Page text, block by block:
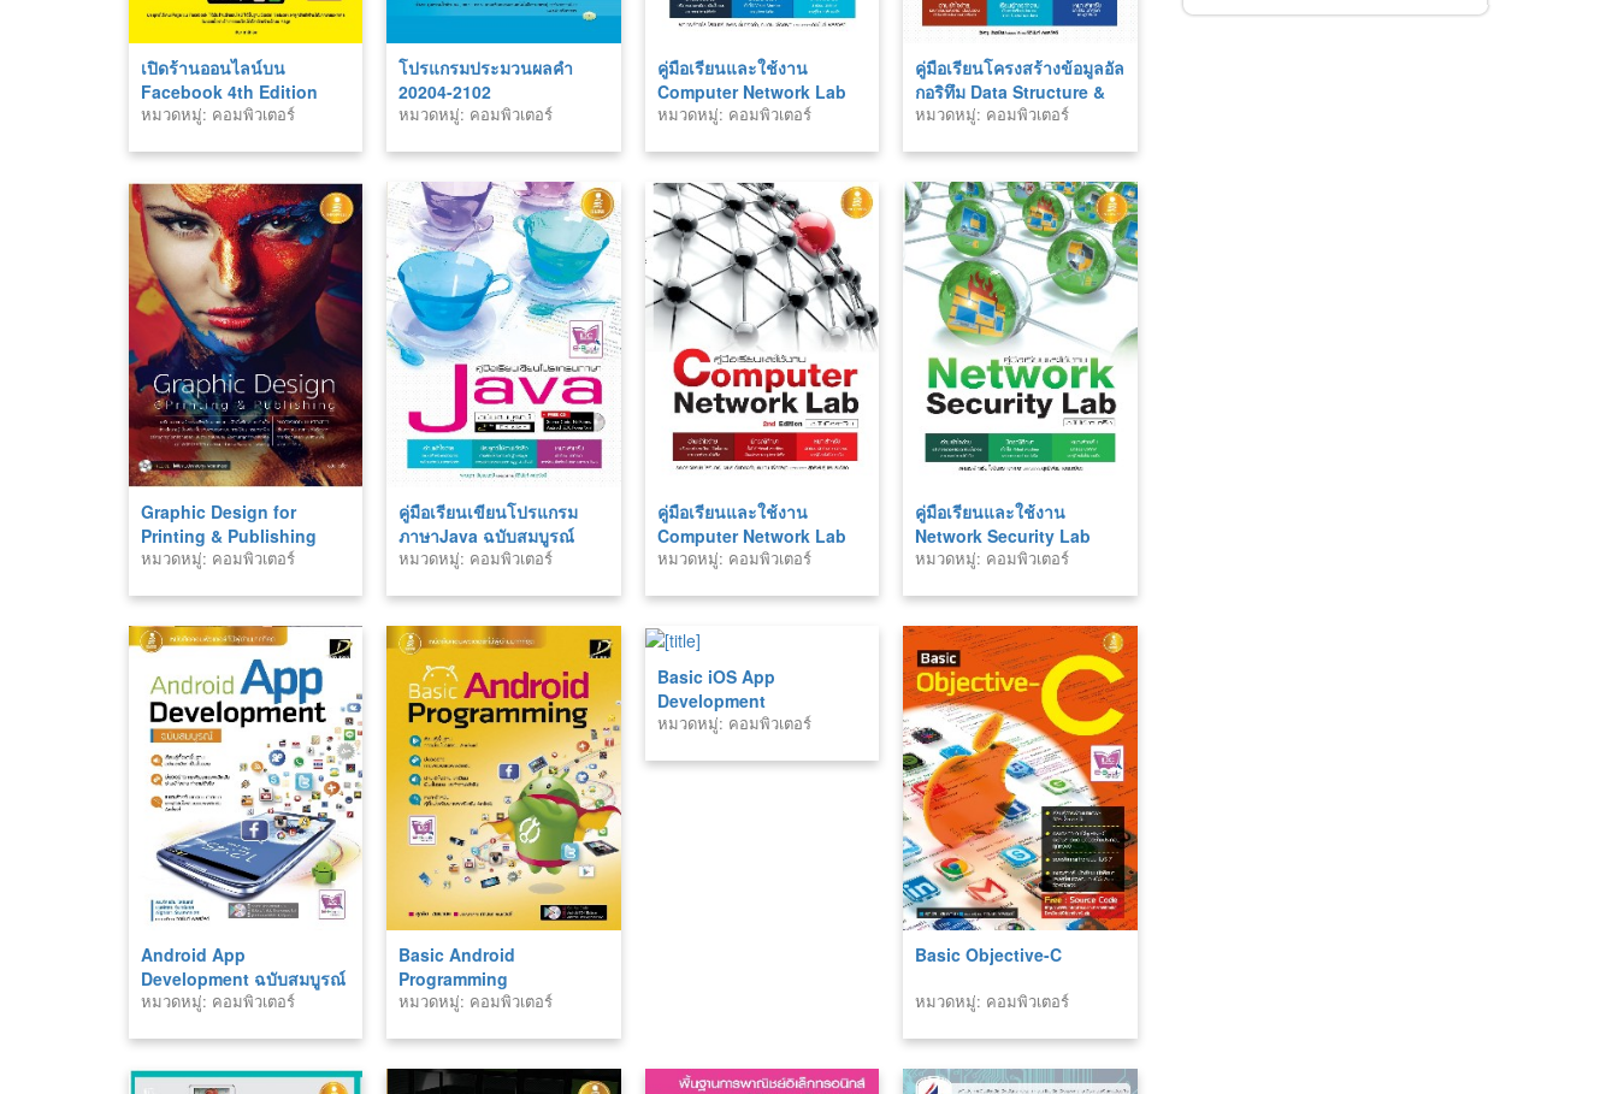
เปิดร้านออนไลน์บน
Facebook 4th Edition
หมวดหมู่: คอมพิวเตอร์
โปรแกรมประมวนผลคำ
20204-2102
หมวดหมู่: คอมพิวเตอร์
คู่มือเรียนและใช้งาน
Computer Network Lab
ฉบับใช้งานจริง
หมวดหมู่: คอมพิวเตอร์
คู่มือเรียนโครงสร้างข้อมูลอัล
กอริทึม Data Structure &
Algorithm
หมวดหมู่: คอมพิวเตอร์
Graphic Design for
Printing & Publishing
หมวดหมู่: คอมพิวเตอร์
คู่มือเรียนเขียนโปรแกรม
ภาษาJava ฉบับสมบูรณ์
หมวดหมู่: คอมพิวเตอร์
คู่มือเรียนและใช้งาน
Computer Network Lab
2nd Edition ฉบับมืออาชีพ
หมวดหมู่: คอมพิวเตอร์
คู่มือเรียนและใช้งาน
Network Security Lab
ฉบับใช้งานจริง
หมวดหมู่: คอมพิวเตอร์
Android App
Development ฉบับสมบูรณ์
หมวดหมู่: คอมพิวเตอร์
Basic Android
Programming
หมวดหมู่: คอมพิวเตอร์
Basic iOS App
Development
หมวดหมู่: คอมพิวเตอร์
Basic Objective-C
หมวดหมู่: คอมพิวเตอร์